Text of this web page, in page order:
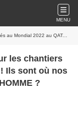
MENU
nos CHAMPIONS des DROITS DE L’HOMME ?
les chantiers
! Ils sont où nos
?